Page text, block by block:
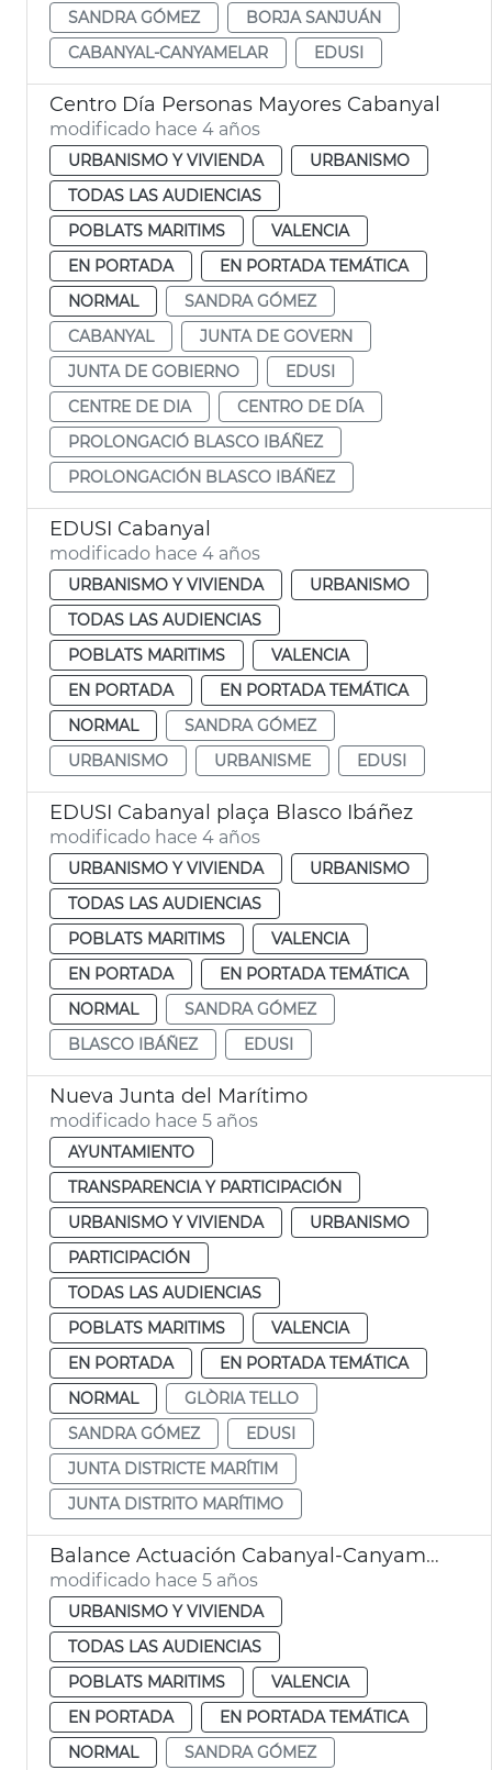
SANDRA GÓMEZ
BORJA SANJUÁN
CABANYAL-CANYAMELAR
EDUSI
Centro Día Personas Mayores Cabanyal
modificado hace 4 años
URBANISMO Y VIVIENDA
URBANISMO
TODAS LAS AUDIENCIAS
POBLATS MARITIMS
VALENCIA
EN PORTADA
EN PORTADA TEMÁTICA
NORMAL
SANDRA GÓMEZ
CABANYAL
JUNTA DE GOVERN
JUNTA DE GOBIERNO
EDUSI
CENTRE DE DIA
CENTRO DE DÍA
PROLONGACIÓ BLASCO IBÁÑEZ
PROLONGACIÓN BLASCO IBÁÑEZ
EDUSI Cabanyal
modificado hace 4 años
URBANISMO Y VIVIENDA
URBANISMO
TODAS LAS AUDIENCIAS
POBLATS MARITIMS
VALENCIA
EN PORTADA
EN PORTADA TEMÁTICA
NORMAL
SANDRA GÓMEZ
URBANISMO
URBANISME EDUSI
EDUSI Cabanyal plaça Blasco Ibáñez
modificado hace 4 años
URBANISMO Y VIVIENDA
URBANISMO
TODAS LAS AUDIENCIAS
POBLATS MARITIMS
VALENCIA
EN PORTADA
EN PORTADA TEMÁTICA
NORMAL
SANDRA GÓMEZ
BLASCO IBÁÑEZ
EDUSI
Nueva Junta del Marítimo
modificado hace 5 años
AYUNTAMIENTO
TRANSPARENCIA Y PARTICIPACIÓN
URBANISMO Y VIVIENDA
URBANISMO
PARTICIPACIÓN
TODAS LAS AUDIENCIAS
POBLATS MARITIMS
VALENCIA
EN PORTADA
EN PORTADA TEMÁTICA
NORMAL
GLÒRIA TELLO
SANDRA GÓMEZ
EDUSI
JUNTA DISTRICTE MARÍTIM
JUNTA DISTRITO MARÍTIMO
Balance Actuación Cabanyal-Canyamelar
modificado hace 5 años
URBANISMO Y VIVIENDA
TODAS LAS AUDIENCIAS
POBLATS MARITIMS
VALENCIA
EN PORTADA
EN PORTADA TEMÁTICA
NORMAL
SANDRA GÓMEZ